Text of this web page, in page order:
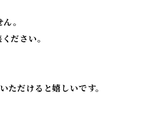
。
ださい。
ただけると嬉しいです。